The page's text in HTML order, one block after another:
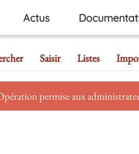
Actus
Saisir Listes
permise aux